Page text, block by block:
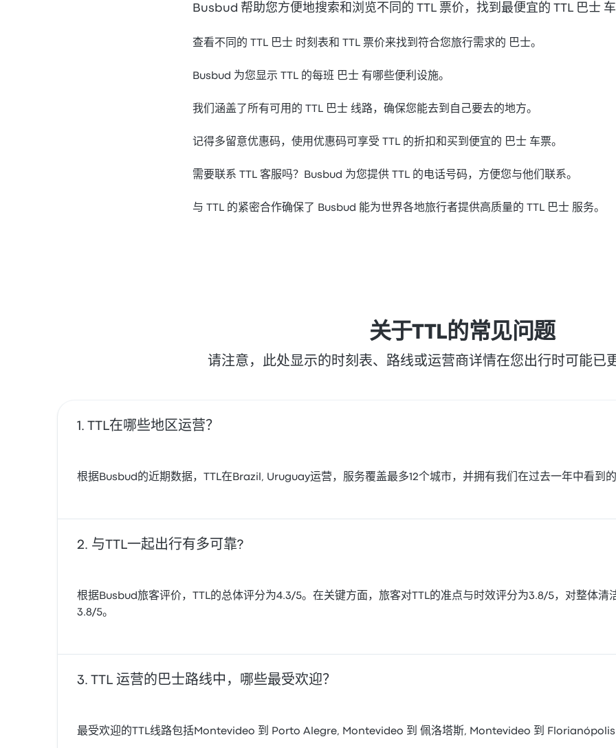
Busbud 帮助您方便地搜索和浏览不同的 TTL 票价，找到最便宜的 TTL 巴士
查看不同的 TTL 巴士 时刻表和 TTL 票价来找到符合您旅行需求的 巴士。
Busbud 为您显示 TTL 的每班 巴士 有哪些便利设施。
我们涵盖了所有可用的 TTL 巴士 线路，确保您能去到自己要去的地方。
记得多留意优惠码，使用优惠码可享受 TTL 的折扣和买到便宜的 巴士 车票。
需要联系 TTL 客服吗？Busbud 为您提供 TTL 的电话号码，方便您与他们联系。
与 TTL 的紧密合作确保了 Busbud 能为世界各地旅行者提供高质量的 TTL 巴士 服务。
关于TTL的常见问题
请注意，此处显示的时刻表、路线或运营商详情在您出行时可能已
TTL在哪些地区运营？
根据Busbud的近期数据，TTL在Brazil, Uruguay运营，服务覆盖最多12个城市，并拥有我们在过去一年中看到
与TTL一起出行有多可靠?
根据Busbud旅客评价，TTL的总体评分为4.3/5。在关键方面，旅客对TTL的准点与时效评分为3.8/5，对整体
3.8/5。
TTL 运营的巴士路线中，哪些最受欢迎？
最受欢迎的TTL线路包括Montevideo 到 Porto Alegre, Montevideo 到 佩洛塔斯, Montevideo 到